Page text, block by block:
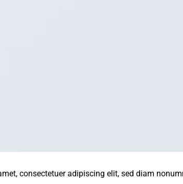
consectetuer adipiscing elit, sed diam